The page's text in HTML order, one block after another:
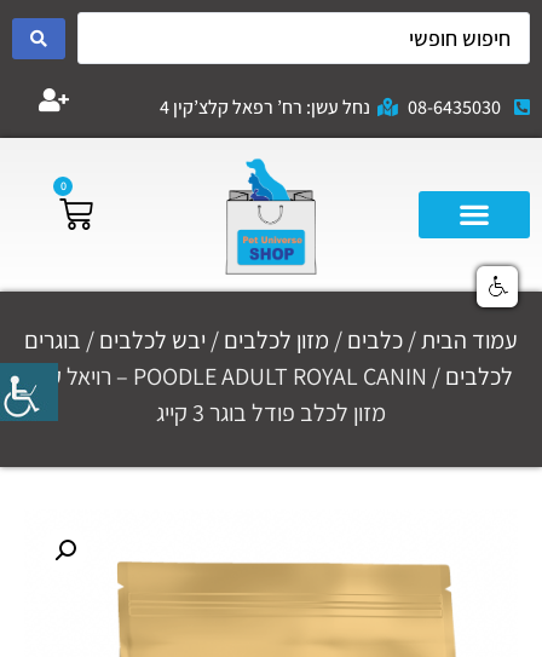
08-6435030 נחל עשן: רח’ רפאל קלצ’קין 4
0
עמוד הבית/כלבים/ מזון לכלבים/ יבש לכלבים/ בוגרים
לכלבים
/ POODLE ADULT ROYAL CANIN – רויאל קנין
מזון לכלב פודל בוגר 3 קייג